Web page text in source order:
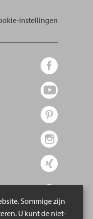
Sommige zijn
U kunt de niet-
instellingen